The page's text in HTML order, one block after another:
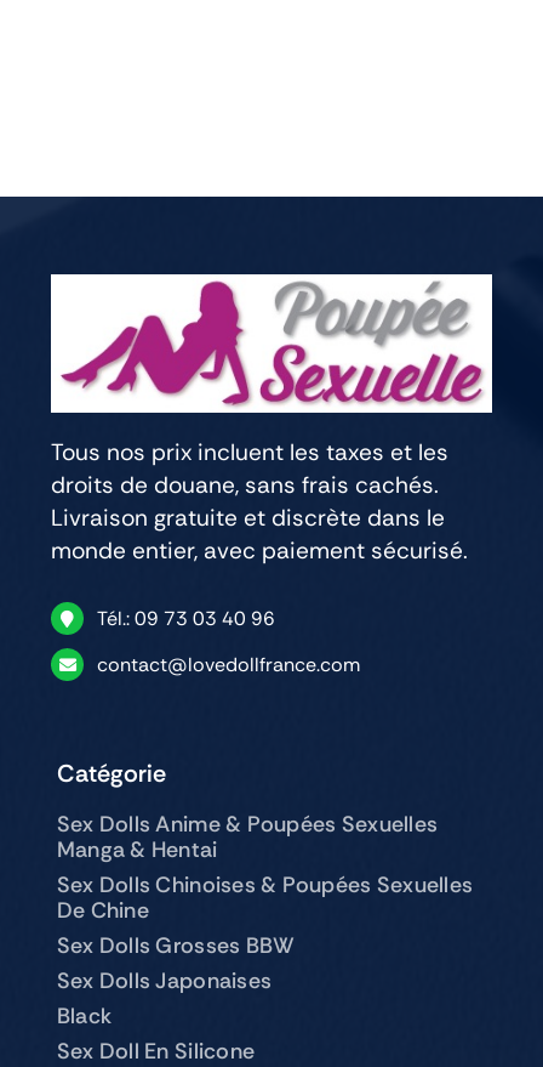
Tous nos prix incluent les taxes et les
droits de douane, sans frais cachés.
Livraison gratuite et discrète dans le
monde entier, avec paiement sécurisé.
Tél.: 09 73 03 40 96
contact@lovedollfrance.com
Catégorie
Sex Dolls Anime & Poupées Sexuelles
Manga & Hentai
Sex Dolls Chinoises & Poupées Sexuelles
De Chine
Sex Dolls Grosses BBW
Sex Dolls Japonaises
Black
Sex Doll En Silicone